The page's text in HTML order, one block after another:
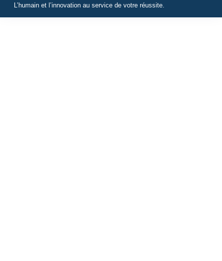
L’humain et l’innovation au service de votre réussite.